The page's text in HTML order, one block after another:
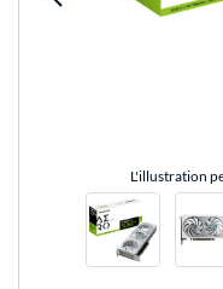
L'illustration